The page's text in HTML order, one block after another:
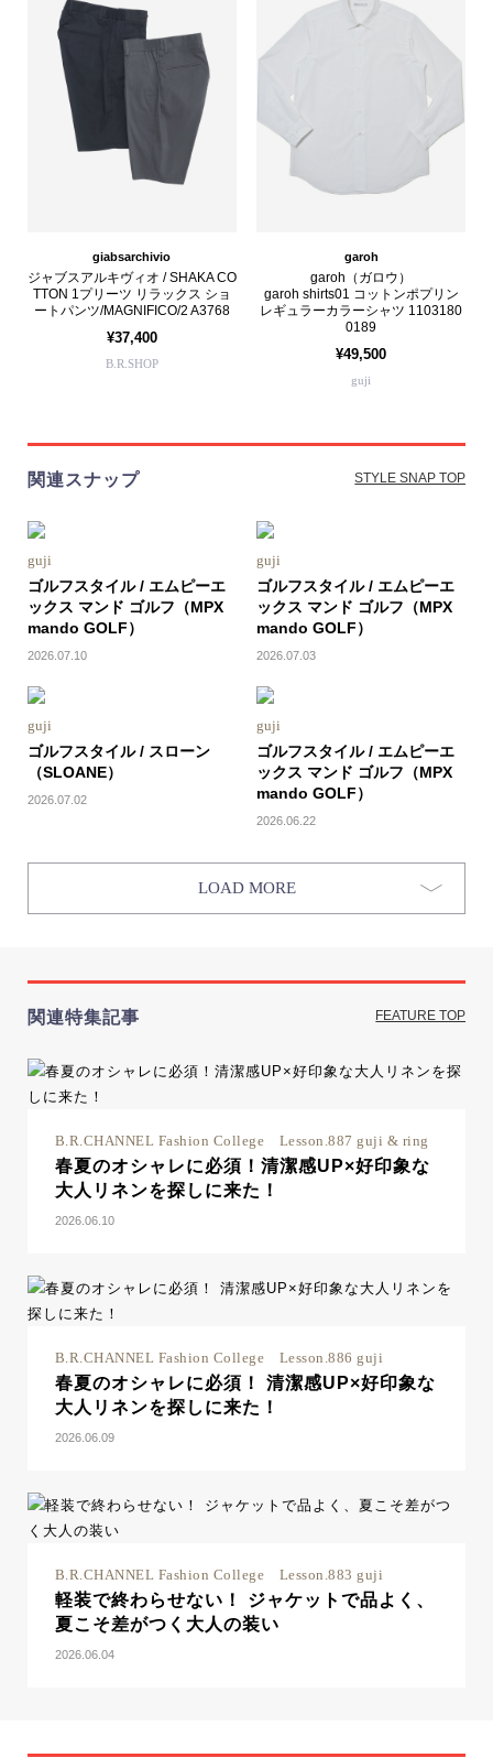
giabsarchivio
ジャブスアルキヴィオ / SHAKA CO
TTON 1プリーツ リラックス ショ
ートパンツ/MAGNIFICO/2 A3768
¥37,400
B.R.SHOP
garoh
garoh（ガロウ）
garoh shirts01 コットンポプリン
レギュラーカラーシャツ 1103180
0189
¥49,500
guji
関連スナップ STYLE SNAP TOP
guji
ゴルフスタイル / エムピーエ
ックス マンド ゴルフ（MPX
mando GOLF）
2026.07.10
guji
ゴルフスタイル / エムピーエ
ックス マンド ゴルフ（MPX
mando GOLF）
2026.07.03
guji
ゴルフスタイル / スローン
（SLOANE）
2026.07.02
guji
ゴルフスタイル / エムピーエ
ックス マンド ゴルフ（MPX
mando GOLF）
2026.06.22
LOAD MORE
関連特集記事 FEATURE TOP
B.R.CHANNEL Fashion College Lesson.887 guji & ring
春夏のオシャレに必須！清潔感UP×好印象な
大人リネンを探しに来た！
2026.06.10
B.R.CHANNEL Fashion College Lesson.886 guji
春夏のオシャレに必須！ 清潔感UP×好印象な
大人リネンを探しに来た！
2026.06.09
B.R.CHANNEL Fashion College Lesson.883 guji
軽装で終わらせない！ ジャケットで品よく、
夏こそ差がつく大人の装い
2026.06.04